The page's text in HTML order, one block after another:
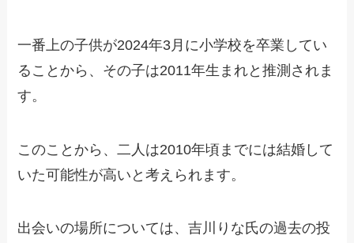
一番上の子供が2024年3月に小学校を卒業してい
ることから、その子は2011年生まれと推測されま
す。
このことから、二人は2010年頃までには結婚して
いた可能性が高いと考えられます。
出会いの場所については、吉川りな氏の過去の投